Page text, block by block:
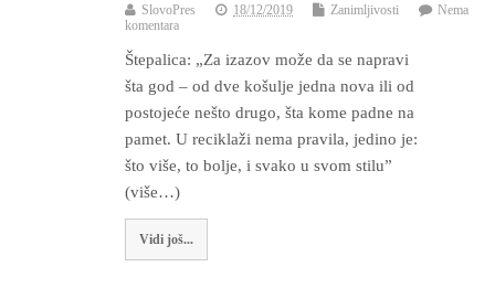
SlovoPres 18/12/2019 Zanimljivosti
Nema
komentara
Štepalica: „Za izazov može da se napravi
šta god – od dve košulje jedna nova ili od
postojeće nešto drugo, šta kome padne na
pamet. U reciklaži nema pravila, jedino je:
što više, to bolje, i svako u svom stilu”
(više…)
Vidi još...